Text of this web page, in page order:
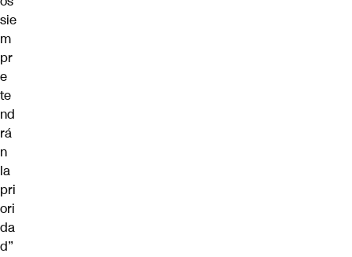
sie
m
pr
e
te
nd
rá
n
la
pri
ori
da
d”